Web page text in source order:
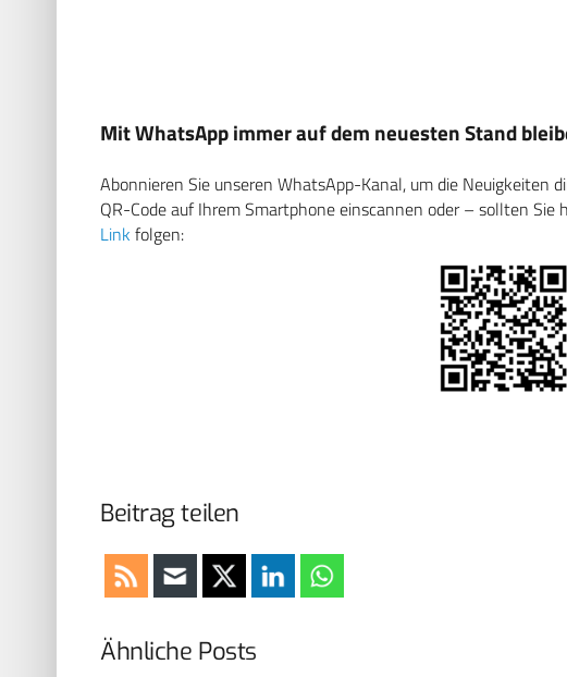
Mit WhatsApp immer auf dem neuesten Stand
Abonnieren Sie unseren WhatsApp-Kanal, um die Neuigkeiten
QR-Code auf Ihrem Smartphone einscannen oder – sollten
Link folgen:
Beitrag teilen
Ähnliche Posts